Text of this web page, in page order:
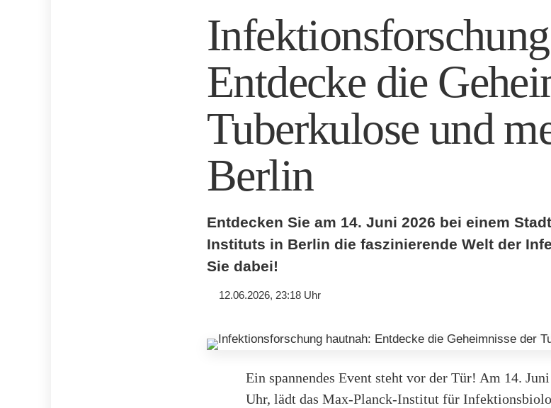
Entdecke die
Tuberkulose und
Berlin
Entdecken Sie am 14. Juni 2026 bei einem
Instituts in Berlin die faszinierende Welt der
Sie dabei!
12.06.2026, 23:18 Uhr
Ein spannendes Event steht vor der Tür! Am 14.
Uhr, lädt das Max-Planck-Institut für